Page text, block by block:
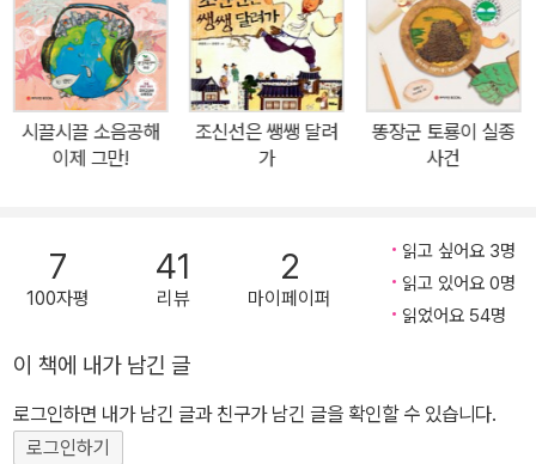
닥터 홀의 싱크홀 연구소를 배경으로 펼쳐지는 갖가지 실험과 추리,
흥미진진한 탐사 작전이 어린이들에게 환경에 대한 관심을 높여줄 것
입니다. 사람들의 무분별한 개발에 대해 생각해 볼 수 있는 책 ‘싱크
홀’ 사건은 먼 나라에서나 일어나는 일이 아닙니다. 우리나라에서도
2012년 인천 지하철 현장에서 도로가 순식간에 땅 속으로 사라져버
을 떠받칠 수 없을 만큼 땅속에 빈 공간이 생겨서 지표면이 무너지는
현상입니다. 석회동굴이 무너지는 자연적인 원인에 의해 싱크홀이 생
길 수도 있지만, 대부분은 사람들의 무분별한 개발 때문에 발생합니
이 생기기도 하고, 지하수를 마구 뽑아 써버려 지하수가 차 있던 땅속
에 빈 공간이 생겼다가 무너지면서 싱크홀이 되기도 합니다. 그렇다
면 싱크홀을 막기 위해 어떻게 해야 할까요? 우선 이익만을 앞세운
시끌시끌 소음공해
이제 그만!
조신선은 쌩쌩 달려
가
똥장군 토룡이 실종
사건
7
100자평
41
리뷰
2
마이페이퍼
읽고 싶어요 3명
읽고 있어요 0명
읽었어요 54명
이 책에 내가 남긴 글
로그인하면 내가 남긴 글과 친구가 남긴 글을 확인할 수 있습니다.
로그인하기